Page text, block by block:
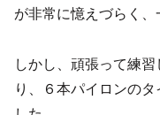
が非常に憶えづらく、
しかし、頑張って練
り、６本パイロンの